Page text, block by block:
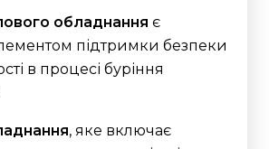
обладнання є
підтримки безпеки
в процесі буріння
, яке включає